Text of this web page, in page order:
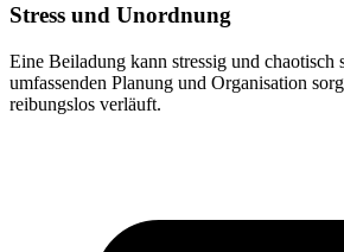
Stress und Unordnung
Eine Beiladung kann stressig und chaotisch
umfassenden Planung und Organisation
reibungslos verläuft.